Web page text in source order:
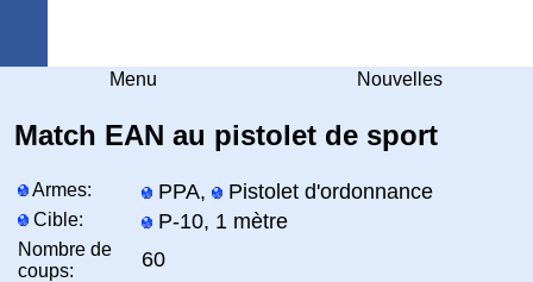
Menu Nouvelles
Match EAN au pistolet de sport
Armes: PPA, Pistolet d'ordonnance
Cible: P-10, 1 mètre
Nombre de
coups:
60